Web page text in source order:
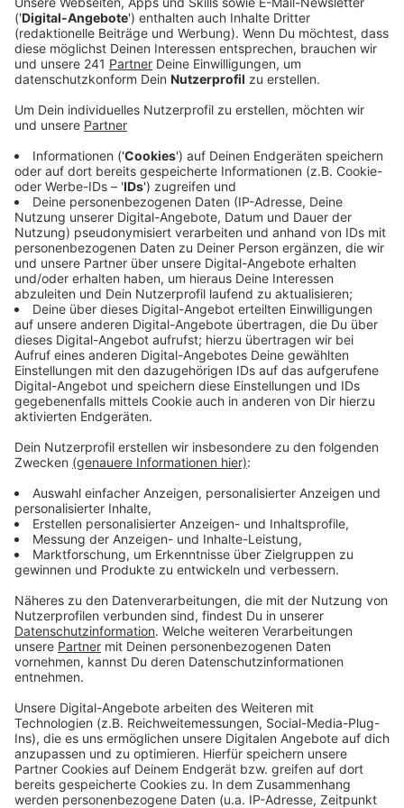
zerstört, viele Strecken seien unpassierbar.
Veröffentlicht:Montag, 26.07.2021 17:02
Anzeige
Jederzeit müssten Waldbesucher mit umstürzenden
Bäumen und herabfallenden Ästen rechnen. Wanderer,
Reiter und Jogger müssten auch in den nächsten
Wochen mit erheblichen Behinderungen rechnen.
Besonders gefährdet seien aber Radfahrer, weil sie im
Wald relativ schnell unterwegs seien, heißt es von
Wald und Holz weiter. Denn riskante Stellen wie
komplett weggespülte Wege oder tiefe Löcher lägen
oft schlecht einsehbar hinter Kurven.
Auch Wanderwege wurden beim Unwetter beschädigt.
Der Eifelverein hat in einer Sondersitzung beschlossen,
gezielt den Wiederaufbau der Wanderwege-Struktur
finanziell zu fördern. Dabei geht es um zerstörte oder
beschädigte Einrichtungen der durch den Eifelverein
geschaffenen Wanderwege-Infrastruktur. Zum
Beispiel Schutzhütten, Stege oder Sitzbänke. Damit
will der Eifelverein nach eigenen Angaben einen
entscheidenden Beitrag für die flächendeckende
Wiederinbetriebnahme des Wandertourismus in der
Eifel leisten. Der Verband Wald und Holz NRW bittet
aktuell auch Wanderer und Radfahrer, in den Wäldern
vorsichtig zu sein. Sie müssten mit umstürzenden
Bäumen und herabfallenden Ästen rechnen, viele
Strecken seien unpassierbar.
Anzeige